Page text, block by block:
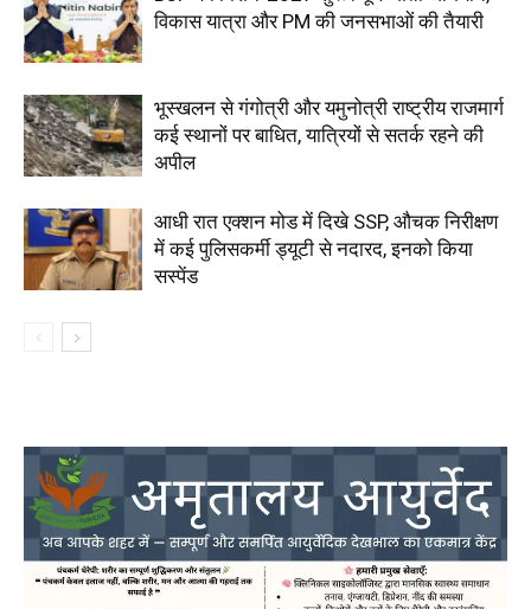
विकास यात्रा और PM की जनसभाओं की तैयारी
भूस्खलन से गंगोत्री और यमुनोत्री राष्ट्रीय राजमार्ग
कई स्थानों पर बाधित, यात्रियों से सतर्क रहने की
अपील
आधी रात एक्शन मोड में दिखे SSP, औचक निरीक्षण
में कई पुलिसकर्मी ड्यूटी से नदारद, इनको किया
सस्पेंड